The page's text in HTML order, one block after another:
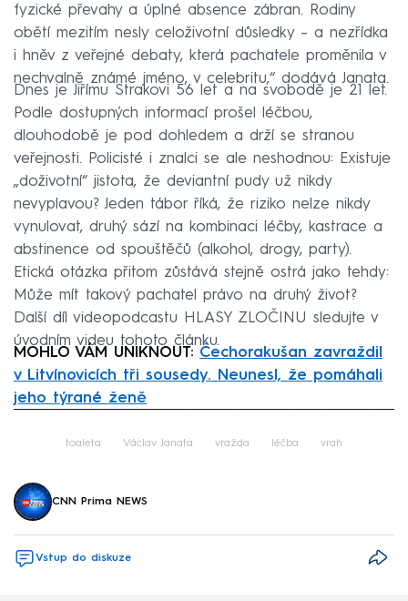
fyzické převahy a úplné absence zábran. Rodiny
obětí mezitím nesly celoživotní důsledky – a nezřídka
i hněv z veřejné debaty, která pachatele proměnila v
nechvalně známé jméno, v celebritu,“ dodává Janata.
Dnes je Jiřímu Strakovi 56 let a na svobodě je 21 let.
Podle dostupných informací prošel léčbou,
dlouhodobě je pod dohledem a drží se stranou
veřejnosti. Policisté i znalci se ale neshodnou: Existuje
„doživotní“ jistota, že deviantní pudy už nikdy
nevyplavou? Jeden tábor říká, že riziko nelze nikdy
vynulovat, druhý sází na kombinaci léčby, kastrace a
abstinence od spouštěčů (alkohol, drogy, party).
Etická otázka přitom zůstává stejně ostrá jako tehdy:
Může mít takový pachatel právo na druhý život?
Další díl videopodcastu HLASY ZLOČINU sledujte v
úvodním videu tohoto článku.
MOHLO VÁM UNIKNOUT: Čechorakušan zavraždil
v Litvínovicích tři sousedy. Neunesl, že pomáhali
jeho týrané ženě
toaleta Václav Janata vražda léčba vrah
CNN Prima NEWS
Vstup do diskuze